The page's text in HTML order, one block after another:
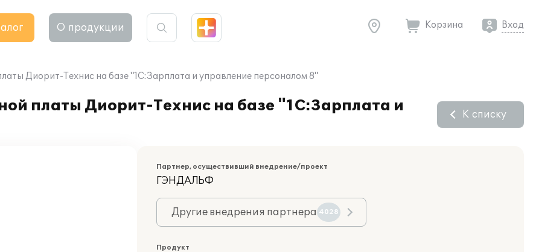
О продукции Корзина Вход
Диорит-Технис на базе "1С:Зарплата и управление персоналом 8"
платы Диорит-Технис на базе "1С:Зарплата и
К списку
Партнер, осуществивший внедрение/проект
ГЭНДАЛЬФ
Другие внедрения партнера 4028
Продукт